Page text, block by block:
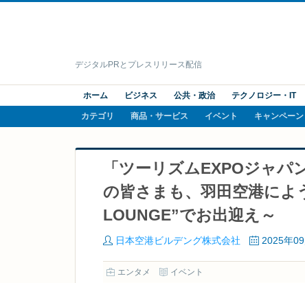
デジタルPRとプレスリリース配信
ホーム ビジネス 公共・政治 テクノロジー・IT
カテゴリ 商品・サービス イベント キャンペーン
「ツーリズムEXPOジャパ
の皆さまも、羽田空港によ
LOUNGE”でお出迎え～
日本空港ビルデング株式会社 2025年
エンタメ イベント